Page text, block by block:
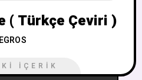
( Türkçe Çeviri )
İÇERIK